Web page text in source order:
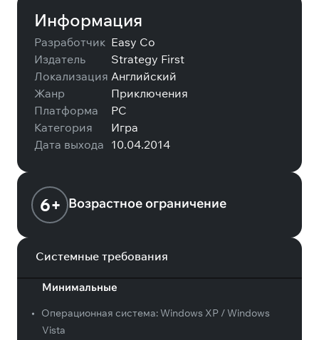
Информация
Разработчик Easy Co
Издатель
Strategy First
Локализация Английский
Жанр
Приключения
Платформа
PC
Категория
Игра
Дата выхода 10.04.2014
6+ Возрастное ограничение
Системные требования
Минимальные
• Операционная система:Windows XP / Windows
Vista